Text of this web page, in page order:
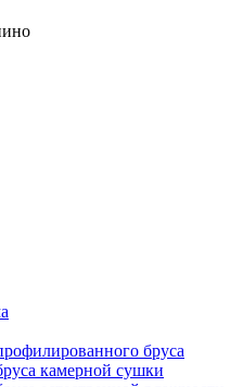
бруса
камерной сушки